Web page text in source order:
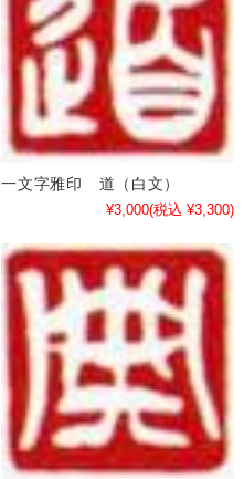
一文字雅印 道（白文）
¥3,000(税込 ¥3,300)